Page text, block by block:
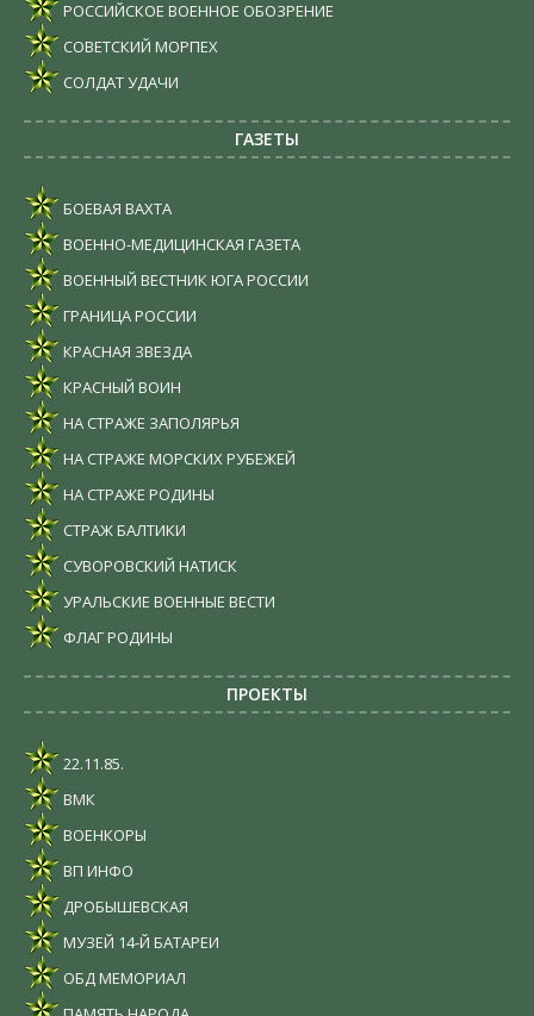
РОССИЙСКОЕ ВОЕННОЕ ОБОЗРЕНИЕ
СОВЕТСКИЙ МОРПЕХ
СОЛДАТ УДАЧИ
ГАЗЕТЫ
БОЕВАЯ ВАХТА
ВОЕННО-МЕДИЦИНСКАЯ ГАЗЕТА
ВОЕННЫЙ ВЕСТНИК ЮГА РОССИИ
ГРАНИЦА РОССИИ
КРАСНАЯ ЗВЕЗДА
КРАСНЫЙ ВОИН
НА СТРАЖЕ ЗАПОЛЯРЬЯ
НА СТРАЖЕ МОРСКИХ РУБЕЖЕЙ
НА СТРАЖЕ РОДИНЫ
СТРАЖ БАЛТИКИ
СУВОРОВСКИЙ НАТИСК
УРАЛЬСКИЕ ВОЕННЫЕ ВЕСТИ
ФЛАГ РОДИНЫ
ПРОЕКТЫ
22.11.85.
ВМК
ВОЕНКОРЫ
ВП ИНФО
ДРОБЫШЕВСКАЯ
МУЗЕЙ 14-Й БАТАРЕИ
ОБД МЕМОРИАЛ